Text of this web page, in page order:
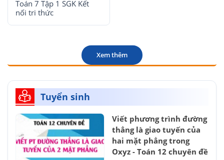
Toán 7 Tập 1 SGK Kết
nối tri thức
Xem thêm
Tuyển sinh
Viết phương trình đường
thẳng là giao tuyến của
hai mặt phẳng trong
Oxyz - Toán 12 chuyên đề